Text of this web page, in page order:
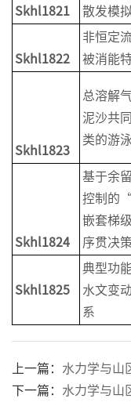
Skhl1821
散发模拟
Skhl1822
非恒定
被消能
Skhl1823
总溶解
泥沙共
类的游
Skhl1824
基于余
控制的
嵌套梯
序贯决
Skhl1825
典型功
水文变
系
上一篇： 水力学与山区河
下一篇： 水力学与山区河